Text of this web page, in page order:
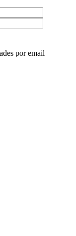
por email